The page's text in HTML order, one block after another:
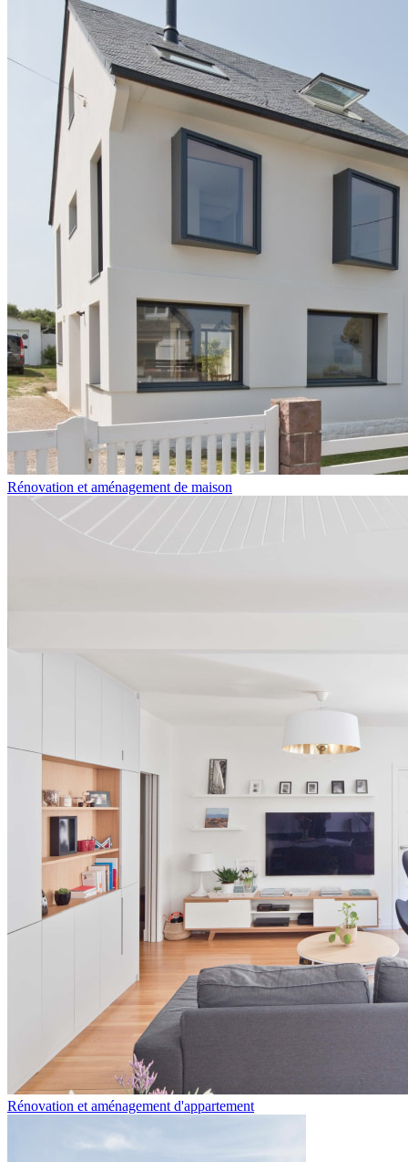
Rénovation et aménagement de maison
Rénovation et aménagement d'appartement